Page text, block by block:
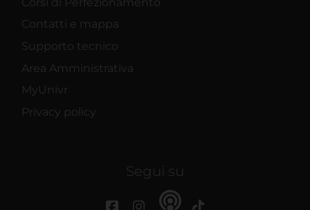
Contatti e mappa
Supporto tecnico
Area Amministrativa
MyUnivr
Privacy policy
Segui su